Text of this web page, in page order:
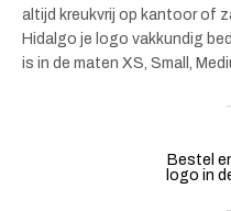
altijd kreukvrij op kantoor of
Hidalgo je logo vakkundig
is in de maten XS, Small,
Bestel
logo in